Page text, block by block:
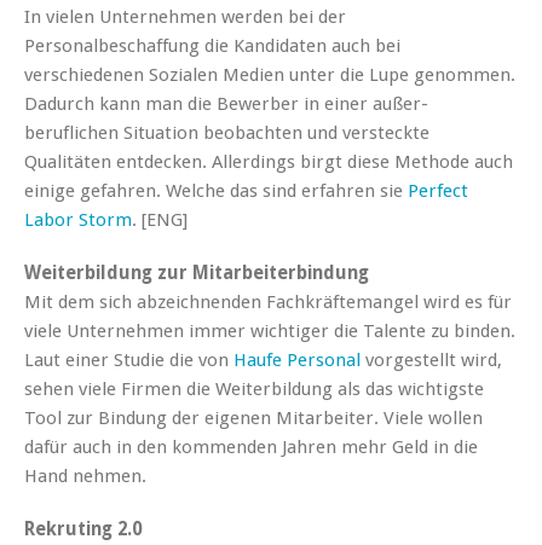
In vielen Unternehmen werden bei der
Personalbeschaffung die Kandidaten auch bei
verschiedenen Sozialen Medien unter die Lupe genommen.
Dadurch kann man die Bewerber in einer außer-
beruflichen Situation beobachten und versteckte
Qualitäten entdecken. Allerdings birgt diese Methode auch
einige gefahren. Welche das sind erfahren sie Perfect
Labor Storm. [ENG]
Weiterbildung zur Mitarbeiterbindung
Mit dem sich abzeichnenden Fachkräftemangel wird es für
viele Unternehmen immer wichtiger die Talente zu binden.
Laut einer Studie die von Haufe Personal vorgestellt wird,
sehen viele Firmen die Weiterbildung als das wichtigste
Tool zur Bindung der eigenen Mitarbeiter. Viele wollen
dafür auch in den kommenden Jahren mehr Geld in die
Hand nehmen.
Rekruting 2.0